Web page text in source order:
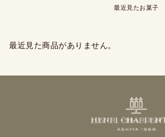
最近見たお菓子
最近見た商品がありません。